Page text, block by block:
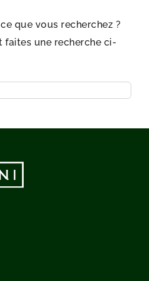
que vous recherchez ?
faites une recherche ci-